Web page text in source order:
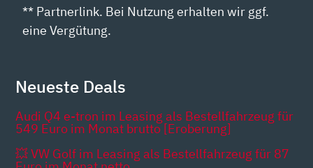
** Partnerlink. Bei Nutzung erhalten wir ggf.
eine Vergütung.
Neueste Deals
Audi Q4 e-tron im Leasing als Bestellfahrzeug für
549 Euro im Monat brutto [Eroberung]
💥 VW Golf im Leasing als Bestellfahrzeug für 87